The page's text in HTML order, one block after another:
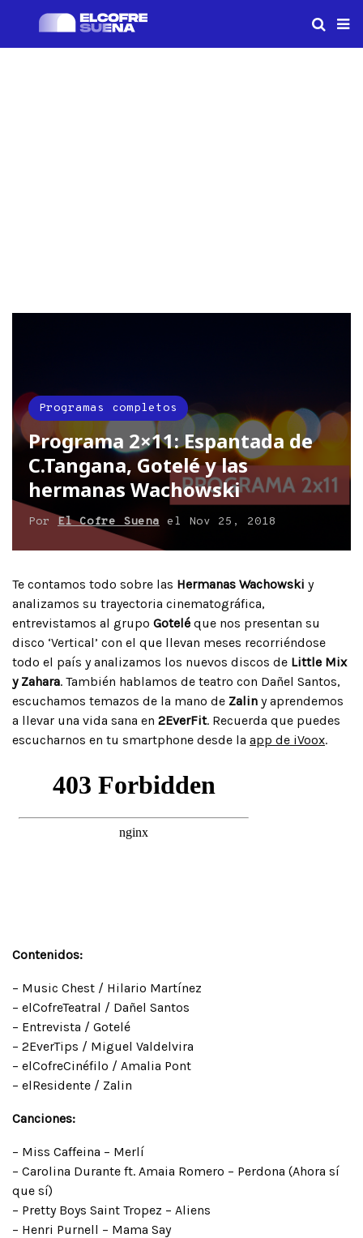
Programas completos
Programa 2×11: Espantada de
C.Tangana, Gotelé y las
hermanas Wachowski
Por El Cofre Suena el Nov 25, 2018
Te contamos todo sobre las Hermanas Wachowski y
analizamos su trayectoria cinematográfica,
entrevistamos al grupo Gotelé que nos presentan su
disco ‘Vertical’ con el que llevan meses recorriéndose
todo el país y analizamos los nuevos discos de Little Mix
y Zahara. También hablamos de teatro con Dañel Santos,
escuchamos temazos de la mano de Zalin y aprendemos
a llevar una vida sana en 2EverFit. Recuerda que puedes
escucharnos en tu smartphone desde la app de iVoox.
Contenidos:
– Music Chest / Hilario Martínez
– elCofreTeatral / Dañel Santos
– Entrevista / Gotelé
– 2EverTips / Miguel Valdelvira
– elCofreCinéfilo / Amalia Pont
– elResidente / Zalin
Canciones:
– Miss Caffeina – Merlí
– Carolina Durante ft. Amaia Romero – Perdona (Ahora sí
que sí)
– Pretty Boys Saint Tropez – Aliens
– Henri Purnell – Mama Say